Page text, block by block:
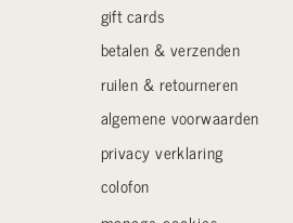
gift cards
betalen & verzenden
ruilen & retourneren
algemene voorwaarden
privacy verklaring
colofon